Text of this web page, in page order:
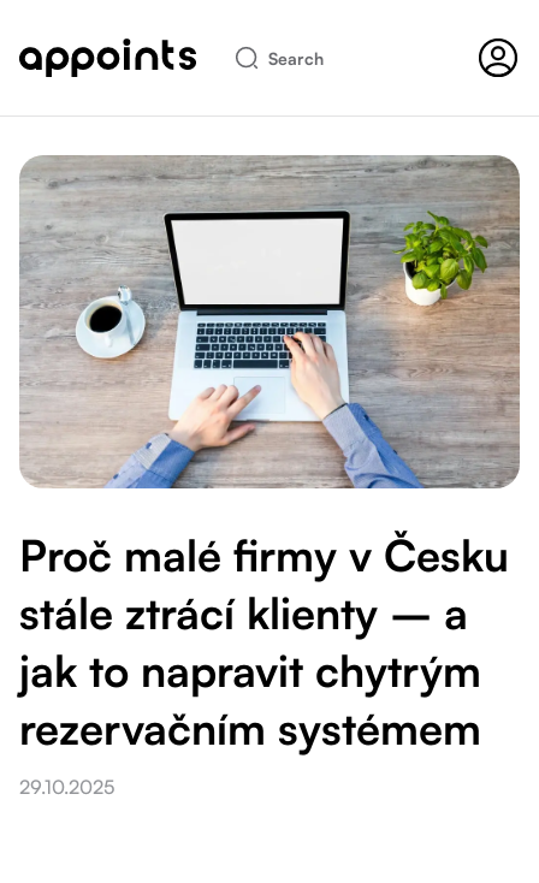
Search
Proč malé firmy v Česku
stále ztrácí klienty – a
jak to napravit chytrým
rezervačním systémem
29.10.2025